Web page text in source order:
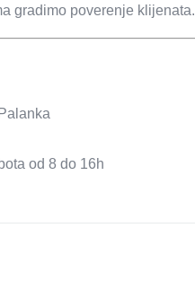
gradimo poverenje klijenata.
od 8 do 16h